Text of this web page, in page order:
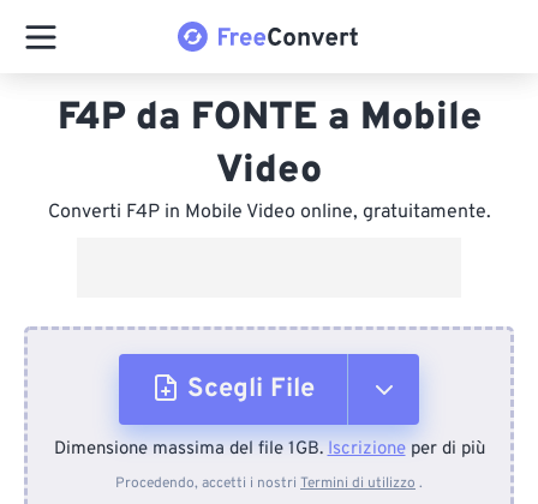
F4P da FONTE a Mobile
Video
Converti F4P in Mobile Video online, gratuitamente.
Scegli File
Dal dispositivo
Dimensione massima del file 1GB.Iscrizioneper di più
Procedendo, accetti i nostri Termini di utilizzo .